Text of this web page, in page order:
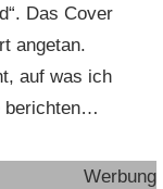
Das Cover
angetan.
auf was ich
berichten…
Werbung